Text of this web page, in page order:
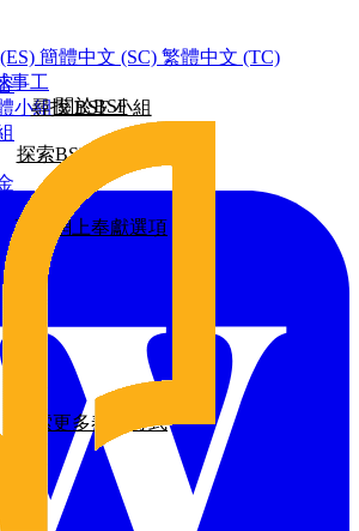
關於BSF
報告
報告
報告
告
索我們的全球影響力
探索我們的BSF部落格
探索BSF研經課程
事工
小組
更多網上奉獻選項
探索更多奉獻方式
簡體中文 (SC) 繁體中文 (TC)
尋找 BSF 小組